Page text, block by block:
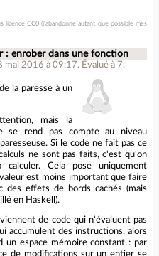
licence CC0 (j'abandonne autant que possible mes
: enrober dans une fonction
mai 2016 à 09:17. Évalué à 7.
la paresse à un
mais la
se rend pas compte au niveau
Si le code ne fait pas ce
ne sont pas faits, c'est qu'on
Cela pose uniquement
est moins important que faire
des effets de bords cachés (mais
en Haskell).
de code qui n'évaluent pas
accumulent des instructions, alors
un espace mémoire constant : par
de modifications sur un entier se